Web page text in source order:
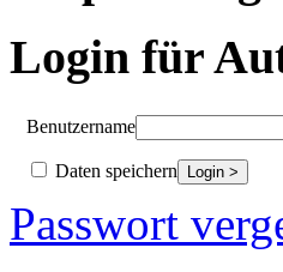
Login für
Benutzername
Daten speichern
Passwort